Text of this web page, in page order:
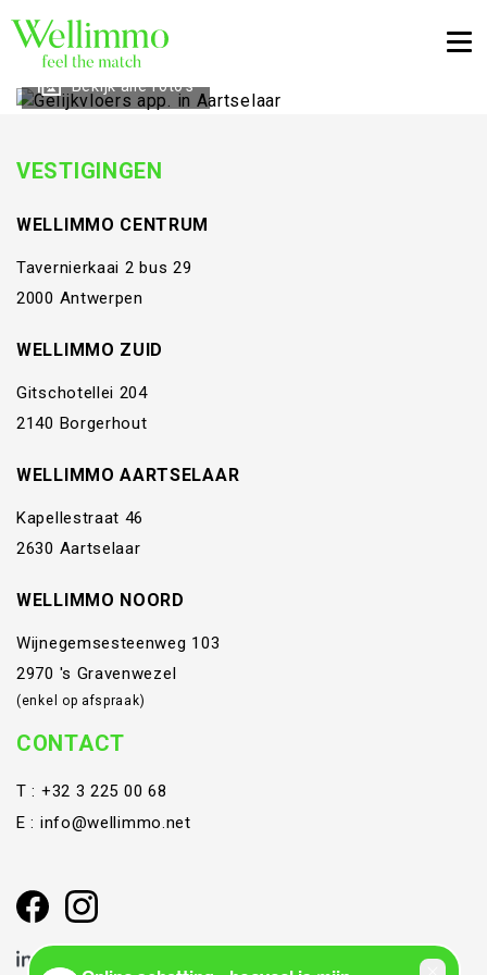
Bekijk alle foto's
VESTIGINGEN
WELLIMMO CENTRUM
Tavernierkaai 2 bus 29
2000 Antwerpen
WELLIMMO ZUID
Gitschotellei 204
2140 Borgerhout
WELLIMMO AARTSELAAR
Kapellestraat 46
2630 Aartselaar
WELLIMMO NOORD
Wijnegemsesteenweg 103
2970 's Gravenwezel
(enkel op afspraak)
CONTACT
T : +32 3 225 00 68
E : info@wellimmo.net